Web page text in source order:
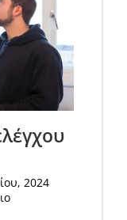
2024